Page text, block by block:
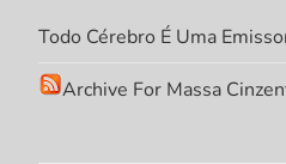
Todo Cérebro É Uma
Archive For Massa